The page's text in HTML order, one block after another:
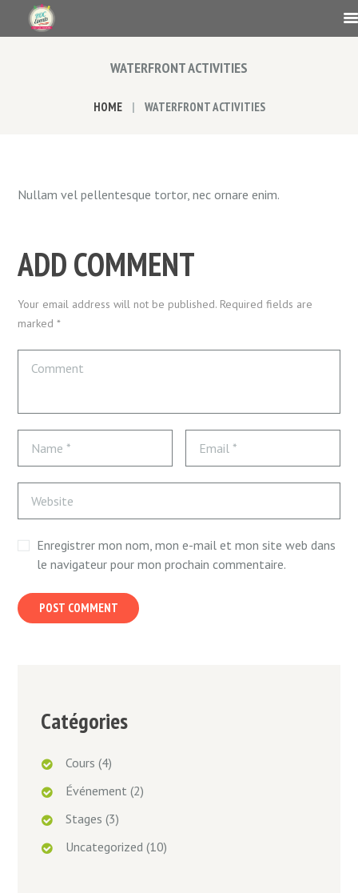
WATERFRONT ACTIVITIES
HOME WATERFRONT ACTIVITIES
Nullam vel pellentesque tortor, nec ornare enim.
ADD COMMENT
Your email address will not be published. Required fields are
marked *
Enregistrer mon nom, mon e-mail et mon site web dans
le navigateur pour mon prochain commentaire.
Catégories
Cours (4)
Événement (2)
Stages (3)
Uncategorized (10)